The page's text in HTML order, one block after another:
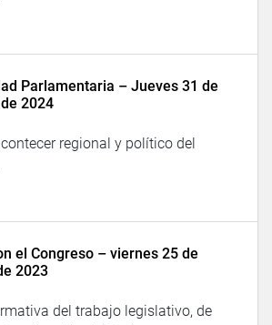
Parlamentaria – Jueves 31 de
2024
regional y político del
el Congreso – viernes 25 de
2023
del trabajo legislativo, de